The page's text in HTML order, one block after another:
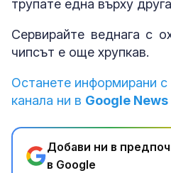
трупате една върху
Сервирайте веднага с
чипсът е още хрупкав.
Останете информирани с
канала ни в Google
Добави ни в
в Google